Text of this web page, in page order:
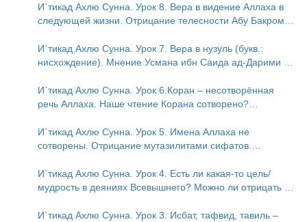
И`тикад Ахлю Сунна. Урок 8. Вера в видение Аллаха в
следующей жизни. Отрицание телесности Абу Бакром
Саида ад-Дарими. Иман – это слова, дела и познание
И`тикад Ахлю Сунна. Урок 7. Вера в нузуль (букв.:
нисхождение). Мнение Усмана ибн Саида ад-Дарими о
физическим движением?
И`тикад Ахлю Сунна. Урок 6.Коран – несотворённая
речь Аллаха. Наше чтение Корана сотворено?
И`тикад Ахлю Сунна. Урок 5. Имена Аллаха не
сотворены. Отрицание мутазилитами сифатов.
И`тикад Ахлю Сунна. Урок 4. Есть ли какая-то цель/
мудрость в деяниях Всевышнего? Можно ли отрицать в
пришло в Коране и Сунне? Концепция ибн Таймийи
И`тикад Ахлю Сунна. Урок 3. Исбат, тафвид, тавиль –